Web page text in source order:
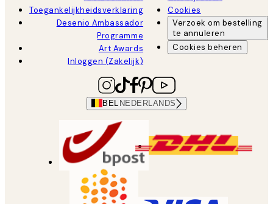
Toegankelijkheidsverklaring
Desenio Ambassador
Programme
Art Awards
Inloggen (Zakelijk)
Cookies
Verzoek om bestelling
te annuleren
Cookies beheren
BEL NEDERLANDS